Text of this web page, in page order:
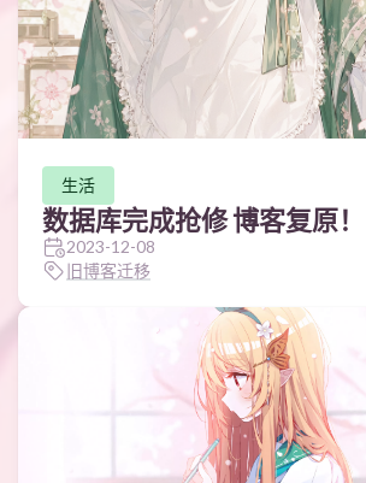
生活
数据库完成抢修 博客复原！
2023-12-08
旧博客迁移